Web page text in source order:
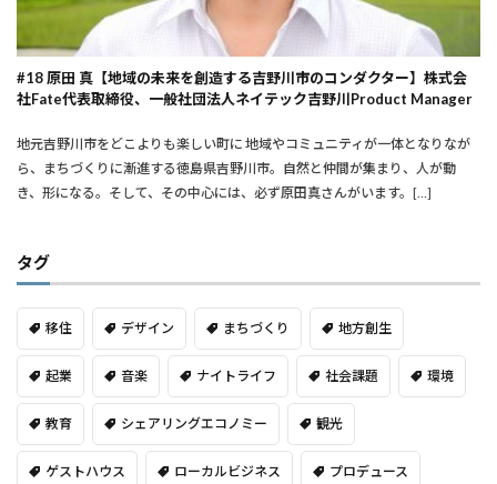
#18 原田 真【地域の未来を創造する吉野川市のコンダクター】株式会
社Fate代表取締役、一般社団法人ネイテック吉野川Product Manager
地元吉野川市をどこよりも楽しい町に ――地域やコミュニティが一体となりなが
ら、まちづくりに漸進する徳島県吉野川市。自然と仲間が集まり、人が動
き、形になる。そして、その中心には、必ず原田真さんがいます。[…]
タグ
移住 デザイン まちづくり 地方創生
起業 音楽 ナイトライフ 社会課題 環境
教育 シェアリングエコノミー 観光
ゲストハウス ローカルビジネス プロデュース